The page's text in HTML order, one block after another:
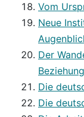
Vom
Neue
Der
Die
Die